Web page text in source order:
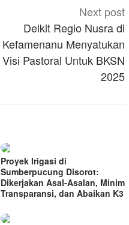
Next post
Delkit Regio Nusra di
Kefamenanu Menyatukan
Visi Pastoral Untuk BKSN
2025
Proyek Irigasi di
Sumberpucung Disorot:
Dikerjakan Asal-Asalan, Minim
Transparansi, dan Abaikan K3